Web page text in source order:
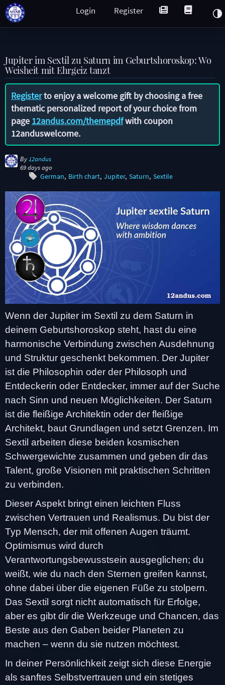
Register
Login
Jupiter im Sextil zu Saturn im Geburtshoroskop: Wo
Weisheit mit Ehrgeiz tanzt
Registerto enjoy a welcome gift by choosing a free
thematic personalized report of your choice from
page 12andus.com/themepdfwith coupon
12anduswelcome.
By 12andus
69 days ago
German Birth chart Jupiter Saturn Sextile
Wenn der Jupiter im Sextil zu dem Saturn in
deinem Geburtshoroskop steht, hast du eine
harmonische Verbindung zwischen Ausdehnung
und Struktur geschenkt bekommen. Der Jupiter
ist die Philosophin oder der Philosoph und
Entdeckerin oder Entdecker, immer auf der Suche
nach Sinn und neuen Möglichkeiten. Der Saturn
ist die fleißige Architektin oder der fleißige
Architekt, baut Grundlagen und setzt Grenzen. Im
Sextil arbeiten diese beiden kosmischen
Schwergewichte zusammen und geben dir das
Talent, große Visionen mit praktischen Schritten
zu verbinden.
Dieser Aspekt bringt einen leichten Fluss
zwischen Vertrauen und Realismus. Du bist der
Typ Mensch, der mit offenen Augen träumt.
Optimismus wird durch
Verantwortungsbewusstsein ausgeglichen; du
weißt, wie du nach den Sternen greifen kannst,
ohne dabei über die eigenen Füße zu stolpern.
Das Sextil sorgt nicht automatisch für Erfolge,
aber es gibt dir die Werkzeuge und Chancen, das
Beste aus den Gaben beider Planeten zu
machen – wenn du sie nutzen möchtest.
In deiner Persönlichkeit zeigt sich diese Energie
als sanftes Selbstvertrauen und ein stetiges